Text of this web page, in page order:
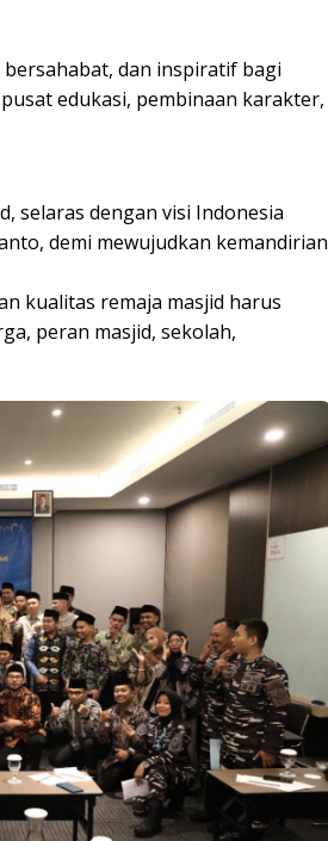
dan inspiratif bagi
edukasi, pembinaan karakter,
selaras dengan visi Indonesia
demi mewujudkan kemandirian
kualitas remaja masjid harus
peran masjid, sekolah,